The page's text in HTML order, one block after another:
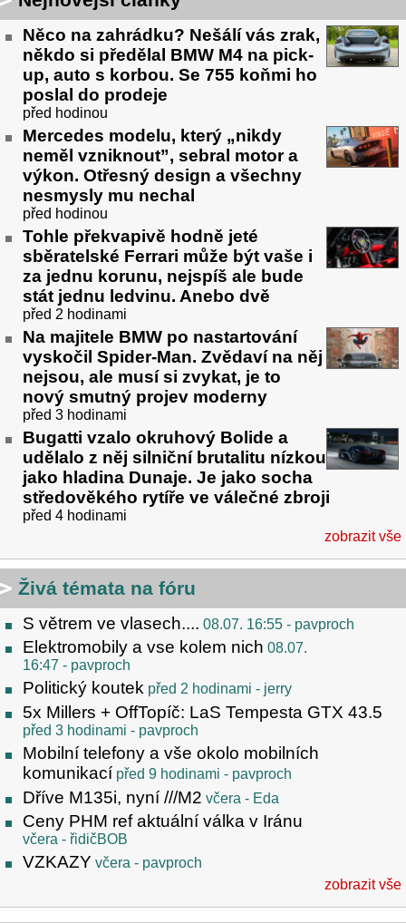
Něco na zahrádku? Nešálí vás zrak,
někdo si předělal BMW M4 na pick-
up, auto s korbou. Se 755 koňmi ho
poslal do prodeje
před hodinou
Mercedes modelu, který „nikdy
neměl vzniknout”, sebral motor a
výkon. Otřesný design a všechny
nesmysly mu nechal
před hodinou
Tohle překvapivě hodně jeté
sběratelské Ferrari může být vaše i
za jednu korunu, nejspíš ale bude
stát jednu ledvinu. Anebo dvě
před 2 hodinami
Na majitele BMW po nastartování
vyskočil Spider-Man. Zvědaví na něj
nejsou, ale musí si zvykat, je to
nový smutný projev moderny
před 3 hodinami
Bugatti vzalo okruhový Bolide a
udělalo z něj silniční brutalitu nízkou
jako hladina Dunaje. Je jako socha
středověkého rytíře ve válečné zbroji
před 4 hodinami
zobrazit vše
Živá témata na fóru
S větrem ve vlasech.... 08.07. 16:55 - pavproch
Elektromobily a vse kolem nich 08.07.
16:47 - pavproch
Politický koutek před 2 hodinami - jerry
5x Millers + OffTopíč: LaS Tempesta GTX 43.5
před 3 hodinami - pavproch
Mobilní telefony a vše okolo mobilních
komunikací před 9 hodinami - pavproch
Dříve M135i, nyní ///M2 včera - Eda
Ceny PHM ref aktuální válka v Iránu
včera - řidičBOB
VZKAZY včera - pavproch
zobrazit vše